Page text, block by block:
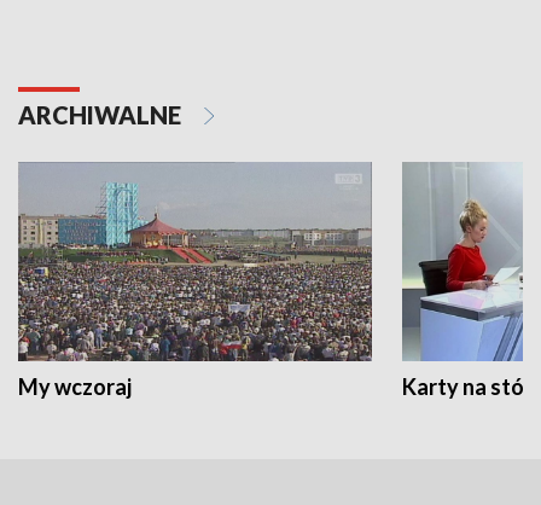
ARCHIWALNE
My wczoraj Karty na